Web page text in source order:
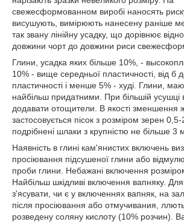
свежесформованном виробі наносять
висушують, вимірюють нанесену раніше
так звану лінійну усадку, що дорівнює
довжини чорт до довжини риси
Глини, усадка яких більше 10%, -
10% - вище середньої пластичності, від б
пластичності і менше 5% - худі. Глини,
найбільш придатними. При більшій усушці
додавати отощители. В якості зменшення
застосовується пісок з розміром зерен
подрібнені шлаки з крупністю не більше 3
Наявність в глині кам'янистих включень
просіювання підсушеної глини або
проби глини. Небажані включення
Найбільш шкідливі включення вапняку.
з'ясувати, чи є у включеннях вапняк, на
після просіювання або отмучивания,
розведену соляну кислоту (10% розчин).